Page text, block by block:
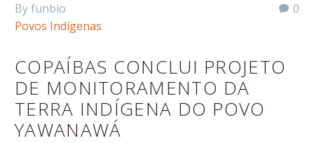
0
By funbio
Povos Indígenas
COPAÍBAS CONCLUI PROJETO
DE MONITORAMENTO DA
TERRA INDÍGENA DO POVO
YAWANAWÁ